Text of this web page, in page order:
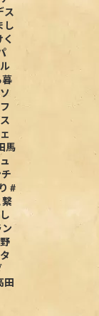
ス
し
暮
馬
#
繋
田